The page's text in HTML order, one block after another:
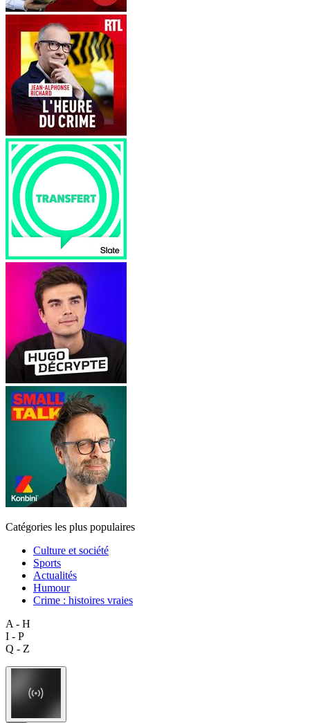
Catégories les plus populaires
Culture et société
Sports
Actualités
Humour
Crime : histoires vraies
A - H
I - P
Q - Z